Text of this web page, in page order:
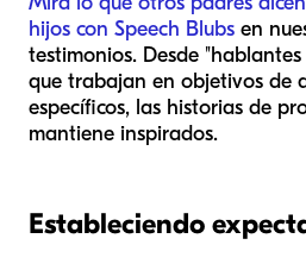
hijos con Speech Blubs en
testimonios. Desde
que trabajan en objetivos de
específicos, las historias de
mantiene inspirados.
Estableciendo